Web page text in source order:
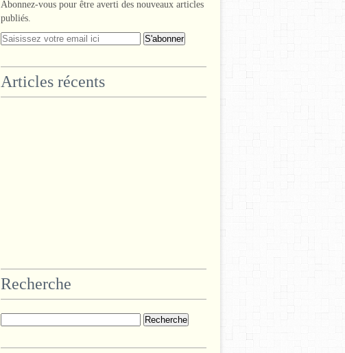
Abonnez-vous pour être averti des nouveaux articles
publiés.
Articles récents
Recherche